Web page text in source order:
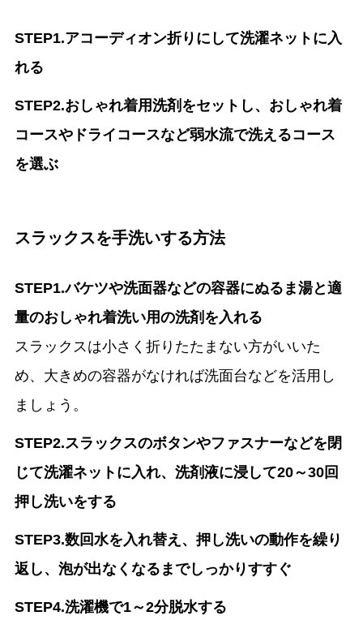
STEP1.アコーディオン折りにして洗濯ネットに入
れる
STEP2.おしゃれ着用洗剤をセットし、おしゃれ着
コースやドライコースなど弱水流で洗えるコース
を選ぶ
スラックスを手洗いする方法
STEP1.バケツや洗面器などの容器にぬるま湯と適
量のおしゃれ着洗い用の洗剤を入れる
スラックスは小さく折りたたまない方がいいた
め、大きめの容器がなければ洗面台などを活用し
ましょう。
STEP2.スラックスのボタンやファスナーなどを閉
じて洗濯ネットに入れ、洗剤液に浸して20～30回
押し洗いをする
STEP3.数回水を入れ替え、押し洗いの動作を繰り
返し、泡が出なくなるまでしっかりすすぐ
STEP4.洗濯機で1～2分脱水する